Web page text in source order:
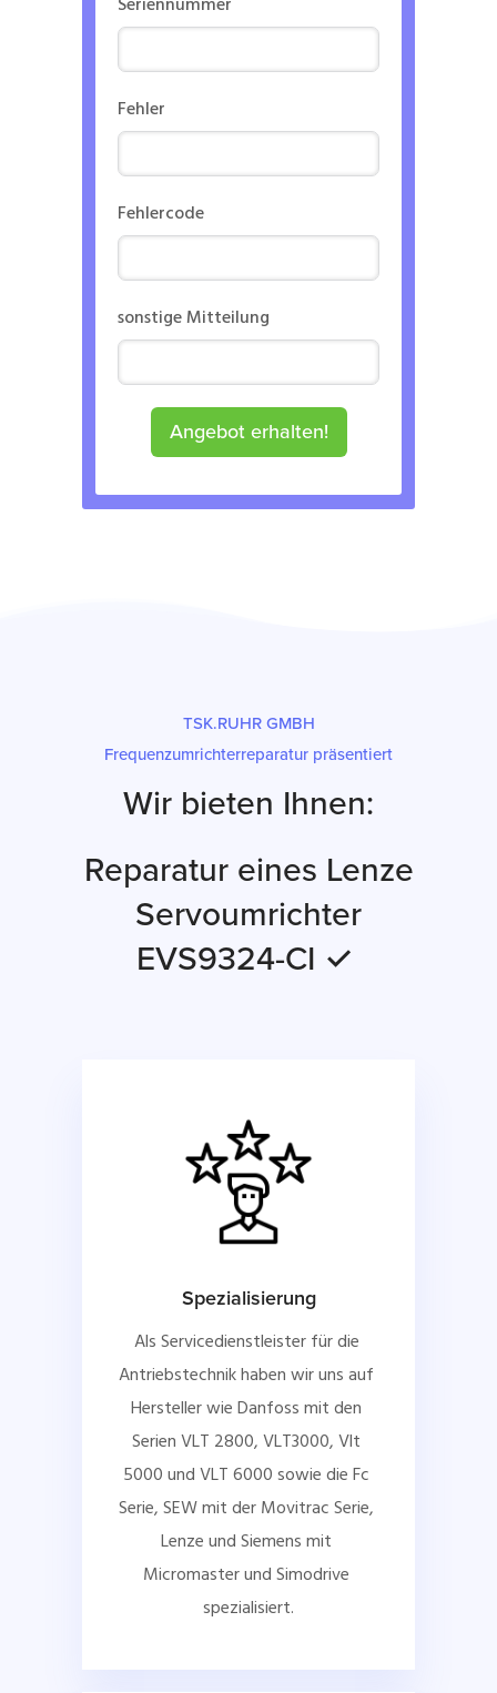
Fehler
Fehlercode
sonstige Mitteilung
Angebot erhalten!
TSK.RUHR GMBH
Frequenzumrichterreparatur präsentiert
Wir bieten Ihnen:
Reparatur eines Lenze
Servoumrichter
EVS9324-CI ✓
Spezialisierung
Als Servicedienstleister für die
Antriebstechnik haben wir uns auf
Hersteller wie Danfoss mit den
Serien VLT 2800, VLT3000, Vlt
5000 und VLT 6000 sowie die Fc
Serie, SEW mit der Movitrac Serie,
Lenze und Siemens mit
Micromaster und Simodrive
spezialisiert.